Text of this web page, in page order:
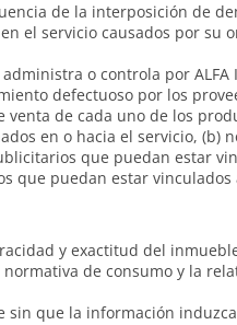
de la interposición de
el servicio causados por su
o controla por ALFA
defectuoso por los
de cada uno de los
en o hacia el servicio, (b)
que puedan estar
que puedan estar vinculados
y exactitud del
de consumo y la
sin que la información